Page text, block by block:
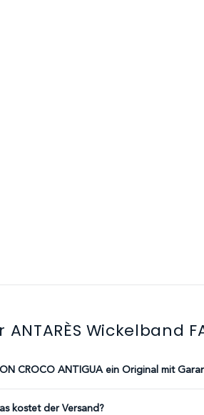
Wickelband
CROCO ANTIGUA ein Original mit
kostet der Versand?